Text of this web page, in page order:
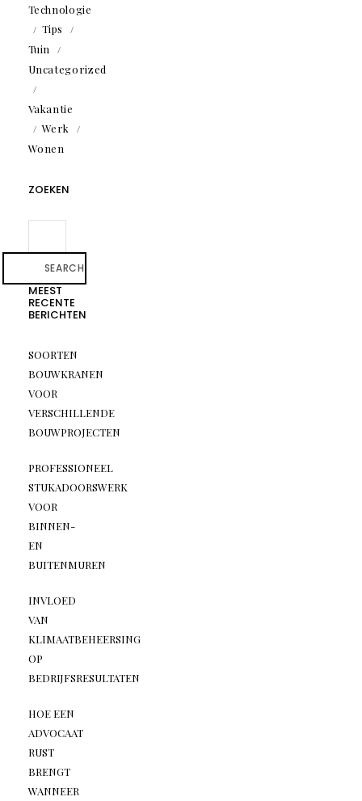
Technologie
Tips
Tuin
Uncategorized
Vakantie
Werk
Wonen
ZOEKEN
SEARCH
MEEST
RECENTE
BERICHTEN
SOORTEN
BOUWKRANEN
VOOR
VERSCHILLENDE
BOUWPROJECTEN
PROFESSIONEEL
STUKADOORSWERK
VOOR
BINNEN-
EN
BUITENMUREN
INVLOED
VAN
KLIMAATBEHEERSING
OP
BEDRIJFSRESULTATEN
HOE EEN
ADVOCAAT
RUST
BRENGT
WANNEER